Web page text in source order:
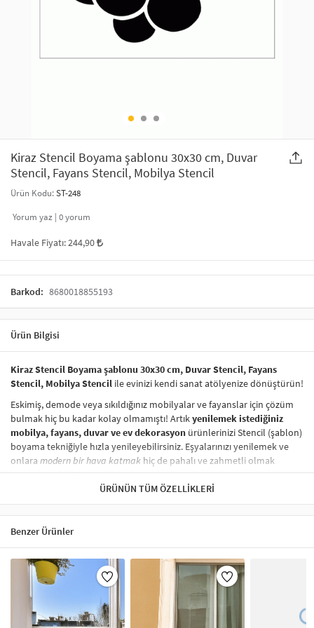
SAÇ AKSESUARLARI
GELİN / DÜĞÜN AKSESUARLARI
ŞAL VE FULAR
ODA KOKUSU VE MUM
Kiraz Stencil Boyama şablonu 30x30 cm, Duvar
Stencil, Fayans Stencil, Mobilya Stencil
Ürün Kodu:ST-248
Yorum yaz | 0yorum
Havale Fiyatı:244,90
Barkod: 8680018855193
Ürün Bilgisi
Kiraz Stencil Boyama şablonu 30x30 cm, Duvar Stencil, Fayans
Stencil, Mobilya Stencil ile evinizi kendi sanat atölyenize dönüştürün!
Eskimiş, demode veya sıkıldığınız mobilyalar ve fayanslar için çözüm
bulmak hiç bu kadar kolay olmamıştı! Artıkyenilemek istediğiniz
mobilya, fayans, duvar ve ev dekorasyon ürünlerinizi Stencil (şablon)
boyama tekniğiyle hızla yenileyebilirsiniz. Eşyalarınızı yenilemek ve
onlara modern bir hava katmak hiç de pahalı ve zahmetli olmak
zorunda değil! Stencil şablonları, dilediğiniz her yüzeye pratik bir
desen uygulamanızısağlar ve mobilyalarınızın, duvarlarınızın,
kumaşlarınızın görünümünü anında değiştirebilir.
Çocuğunuzun dolabına, mutfak fayanslarına,
kumaşlara bile bant yardımıyla sabitleyip, istediğiniz renklerle
boyama yapabilirsiniz. Evinizi,kişisel zevkinizle özelleştirebilir, stencil
boyama seti ile yaratıcı projeler gerçekleştirebilirsiniz.El işi ve ev
dekorasyonu
sevenler için stencil, kolayca uygulanabilecek eğlenceli
ve etkili bir aktivitedir.
Stencil Boyamatekniği, her türlü yüzeyde rahatlıkla kullanılabilir.
ÜRÜNÜN TÜM ÖZELLIKLERI
Benzer Ürünler